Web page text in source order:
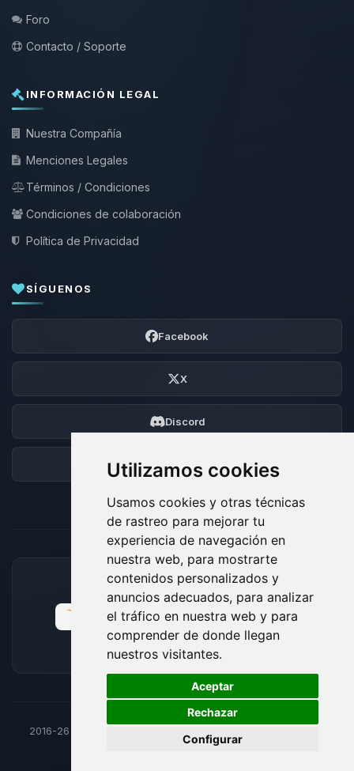
Utilizamos cookies
Usamos cookies y otras técnicas
de rastreo para mejorar tu
experiencia de navegación en
nuestra web, para mostrarte
contenidos personalizados y
anuncios adecuados, para analizar
el tráfico en nuestra web y para
comprender de donde llegan
nuestros visitantes.
Aceptar
Rechazar
Configurar
Foro
Contacto / Soporte
INFORMACIÓN LEGAL
Nuestra Compañía
Menciones Legales
Términos / Condiciones
Condiciones de colaboración
Política de Privacidad
SÍGUENOS
Facebook
X
Discord
Foro
MÉTODOS DE PAGO ACEPTADOS
2016-26
🍪